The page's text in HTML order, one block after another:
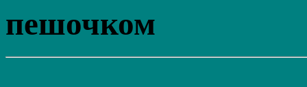
пешочком